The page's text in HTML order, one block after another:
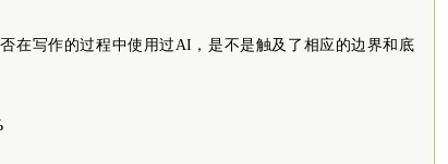
在写作的过程中使用过AI，是不是触及了相应的边界和底